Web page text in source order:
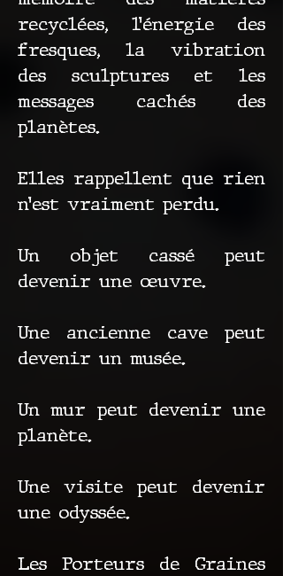
recyclées, l’énergie des
fresques, la vibration
des sculptures et les
messages cachés des
planètes.
Elles rappellent que rien
n’est vraiment perdu.
Un objet cassé peut
devenir une œuvre.
Une ancienne cave peut
devenir un musée.
Un mur peut devenir une
planète.
Une visite peut devenir
une odyssée.
Les Porteurs de Graines